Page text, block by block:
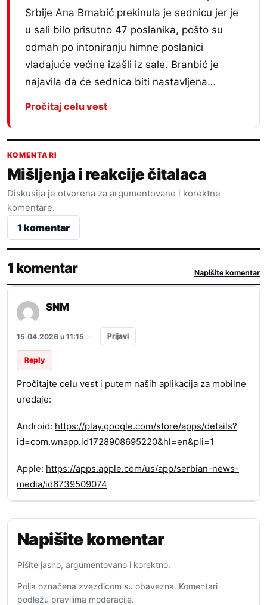
Srbije Ana Brnabić prekinula je sednicu jer je
u sali bilo prisutno 47 poslanika, pošto su
odmah po intoniranju himne poslanici
vladajuće većine izašli iz sale. Branbić je
najavila da će sednica biti nastavljena…
Pročitaj celu vest
KOMENTARI
Mišljenja i reakcije čitalaca
Diskusija je otvorena za argumentovane i korektne
komentare.
1 komentar
1 komentar Napišite komentar
SNM
15.04.2026 u 11:15 · Prijavi
Reply
Pročitajte celu vest i putem naših aplikacija za mobilne
uređaje:
Android: https://play.google.com/store/apps/details?
id=com.wnapp.id1728908695220&hl=en&pli=1
Apple: https://apps.apple.com/us/app/serbian-news-
media/id6739509074
Napišite komentar
Pišite jasno, argumentovano i korektno.
Polja označena zvezdicom su obavezna. Komentari
podležu pravilima moderacije.